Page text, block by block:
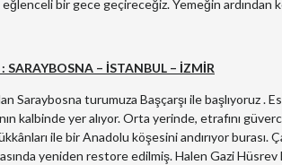
bir gece geçireceğiz. Yemeğin ardından
SARAYBOSNA – İSTANBUL – İZMİR
Saraybosna turumuza Başçarşı ile başlıyoruz .
kalbinde yer alıyor. Orta yerinde, etrafını
ile bir Anadolu köşesini andırıyor burası.
yeniden restore edilmiş. Halen Gazi Hüsrev